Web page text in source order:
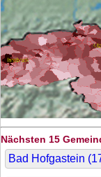
Nächsten 15
Bad Hofgastein (